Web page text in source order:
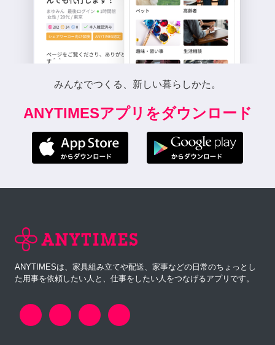
みんなでつくる、新しい暮らしかた。
ANYTIMESアプリをダウンロード
ANYTIMESは、家具組み立てや配送、家事などの日常のちょっとし
た用事を依頼したい人と、仕事をしたい人をつなげるアプリです。